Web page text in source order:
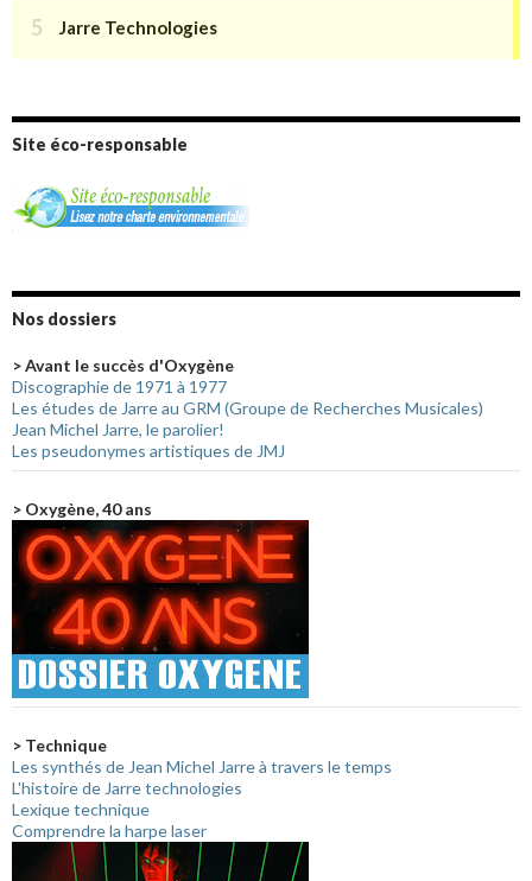
Site éco-responsable
Nos dossiers
> Avant le succès d'Oxygène
Discographie de 1971 à 1977
Les études de Jarre au GRM (Groupe de Recherches Musicales)
Jean Michel Jarre, le parolier!
Les pseudonymes artistiques de JMJ
> Oxygène, 40 ans
> Technique
Les synthés de Jean Michel Jarre à travers le temps
L'histoire de Jarre technologies
Lexique technique
Comprendre la harpe laser